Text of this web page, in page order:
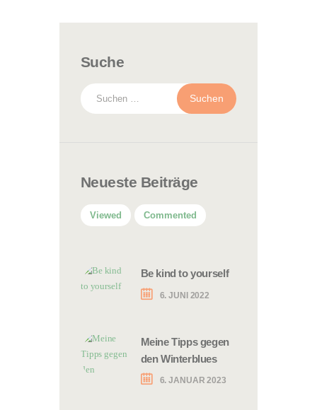
Suche
Suchen
nach:
Neueste Beiträge
Viewed Commented
Be kind to yourself
6. JUNI 2022
Meine Tipps gegen
den Winterblues
6. JANUAR 2023